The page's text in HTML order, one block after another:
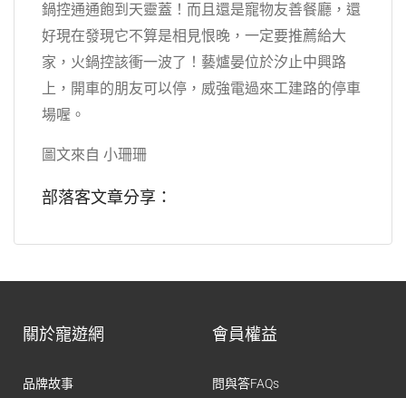
鍋控通通飽到天靈蓋！而且還是寵物友善餐廳，還
好現在發現它不算是相見恨晚，一定要推薦給大
家，火鍋控該衝一波了！藝爐晏位於汐止中興路
上，開車的朋友可以停，威強電過來工建路的停車
場喔。
圖文來自 小珊珊
部落客文章分享：
關於寵遊網
品牌故事
會員權益
問與答FAQs